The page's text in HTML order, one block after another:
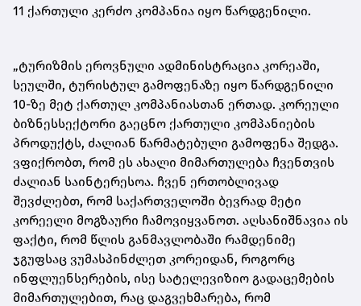
11 ქართული კერძო კომპანია იყო წარდგენილი.
„ტურიზმის ეროვნული ადმინისტრაცია კორეაში,
სეულში, ტურისტულ გამოფენაზე იყო წარდგენილი
10-ზე მეტ ქართულ კომპანიასთან ერთად. კორეული
ბიზნესსექტორი გაეცნო ქართული კომპანიების
პროდუქტს, ძალიან წარმატებული გამოფენა შედგა.
ვფიქრობთ, რომ ეს ახალი მიმართულება ჩვენთვის
ძალიან საინტერესოა. ჩვენ ერთობლივად
შევძლებთ, რომ საქართველოში ბევრად მეტი
კორეელი მოგზაური ჩამოვიყვანოთ. აღსანიშნავია ის
ფაქტი, რომ წლის განმავლობაში რამდენიმე
ჯგუფსაც ვუმასპინძლეთ კორეიდან, როგორც
ინფლუენსერების, ისე სატელევიზიო გადაცემების
მიმართულებით, რაც დაგვეხმარება, რომ